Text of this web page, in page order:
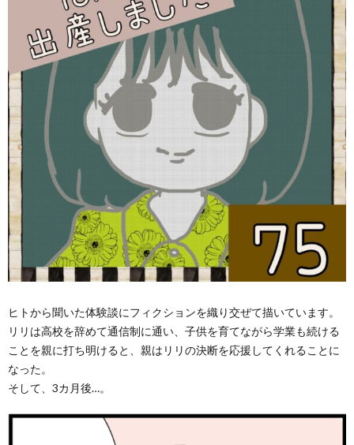
ヒトから聞いた体験談にフィクションを織り交ぜて描いています。
リリは高校を辞めて通信制に通い、子供を育てながら学業も続ける
ことを親に打ち明けると、親はリリの決断を応援してくれることに
なった。
そして、3カ月後…。